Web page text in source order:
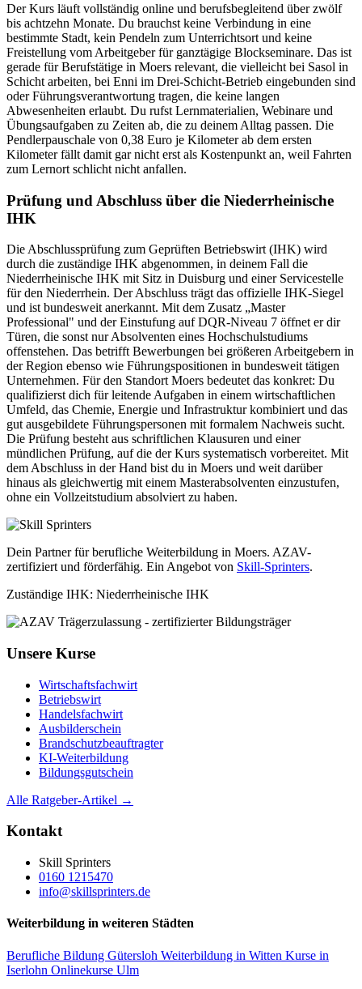
Der Kurs läuft vollständig online und berufsbegleitend über zwölf
bis achtzehn Monate. Du brauchst keine Verbindung in eine
bestimmte Stadt, kein Pendeln zum Unterrichtsort und keine
Freistellung vom Arbeitgeber für ganztägige Blockseminare. Das ist
gerade für Berufstätige in Moers relevant, die vielleicht bei Sasol in
Schicht arbeiten, bei Enni im Drei-Schicht-Betrieb eingebunden sind
oder Führungsverantwortung tragen, die keine langen
Abwesenheiten erlaubt. Du rufst Lernmaterialien, Webinare und
Übungsaufgaben zu Zeiten ab, die zu deinem Alltag passen. Die
Pendlerpauschale von 0,38 Euro je Kilometer ab dem ersten
Kilometer fällt damit gar nicht erst als Kostenpunkt an, weil Fahrten
zum Lernort schlicht nicht anfallen.
Prüfung und Abschluss über die Niederrheinische
IHK
Die Abschlussprüfung zum Geprüften Betriebswirt (IHK) wird
durch die zuständige IHK abgenommen, in deinem Fall die
Niederrheinische IHK mit Sitz in Duisburg und einer Servicestelle
für den Niederrhein. Der Abschluss trägt das offizielle IHK-Siegel
und ist bundesweit anerkannt. Mit dem Zusatz „Master
Professional" und der Einstufung auf DQR-Niveau 7 öffnet er dir
Türen, die sonst nur Absolventen eines Hochschulstudiums
offenstehen. Das betrifft Bewerbungen bei größeren Arbeitgebern in
der Region ebenso wie Führungspositionen in bundesweit tätigen
Unternehmen. Für den Standort Moers bedeutet das konkret: Du
qualifizierst dich für leitende Aufgaben in einem wirtschaftlichen
Umfeld, das Chemie, Energie und Infrastruktur kombiniert und das
gut ausgebildete Führungspersonen mit formalem Nachweis sucht.
Die Prüfung besteht aus schriftlichen Klausuren und einer
mündlichen Prüfung, auf die der Kurs systematisch vorbereitet. Mit
dem Abschluss in der Hand bist du in Moers und weit darüber
hinaus als gleichwertig mit einem Masterabsolventen einzustufen,
ohne ein Vollzeitstudium absolviert zu haben.
Dein Partner für berufliche Weiterbildung in Moers. AZAV-
zertifiziert und förderfähig. Ein Angebot von Skill-Sprinters.
Zuständige IHK: Niederrheinische IHK
Unsere Kurse
Wirtschaftsfachwirt
Betriebswirt
Handelsfachwirt
Ausbilderschein
Brandschutzbeauftragter
KI-Weiterbildung
Bildungsgutschein
Alle Ratgeber-Artikel →
Kontakt
Skill Sprinters
0160 1215470
info@skillsprinters.de
Weiterbildung in weiteren Städten
Berufliche Bildung Gütersloh Weiterbildung in Witten Kurse in
Iserlohn Onlinekurse Ulm